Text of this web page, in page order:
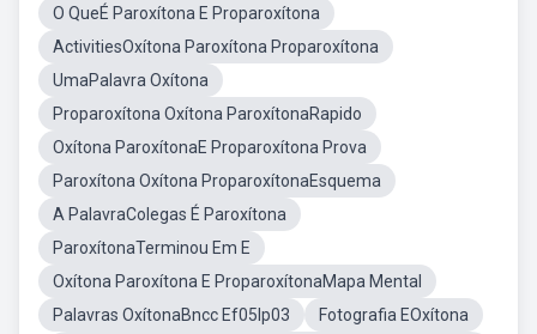
O QueÉ Paroxítona E Proparoxítona
ActivitiesOxítona Paroxítona Proparoxítona
UmaPalavra Oxítona
Proparoxítona Oxítona ParoxítonaRapido
Oxítona ParoxítonaE Proparoxítona Prova
Paroxítona Oxítona ProparoxítonaEsquema
A PalavraColegas É Paroxítona
ParoxítonaTerminou Em E
Oxítona Paroxítona E ProparoxítonaMapa Mental
Palavras OxítonaBncc Ef05lp03
Fotografia EOxítona